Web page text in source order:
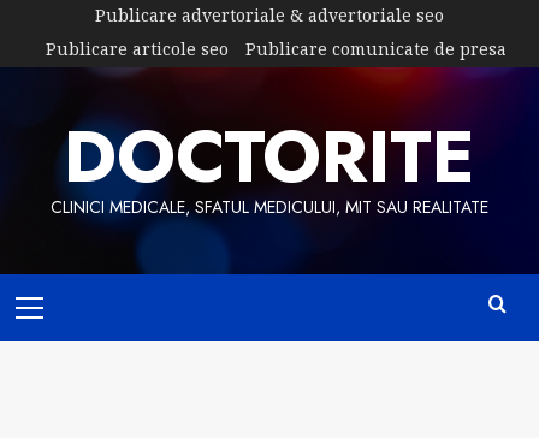
content
Publicare advertoriale & advertoriale seo
Publicare articole seo
Publicare comunicate de presa
DOCTORITE
CLINICI MEDICALE, SFATUL MEDICULUI, MIT SAU REALITATE
Menu